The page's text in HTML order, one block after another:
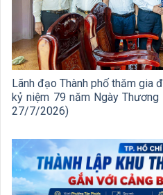
Lãnh đạo Thành phố thăm gia
kỷ niệm 79 năm Ngày
27/7/2026)